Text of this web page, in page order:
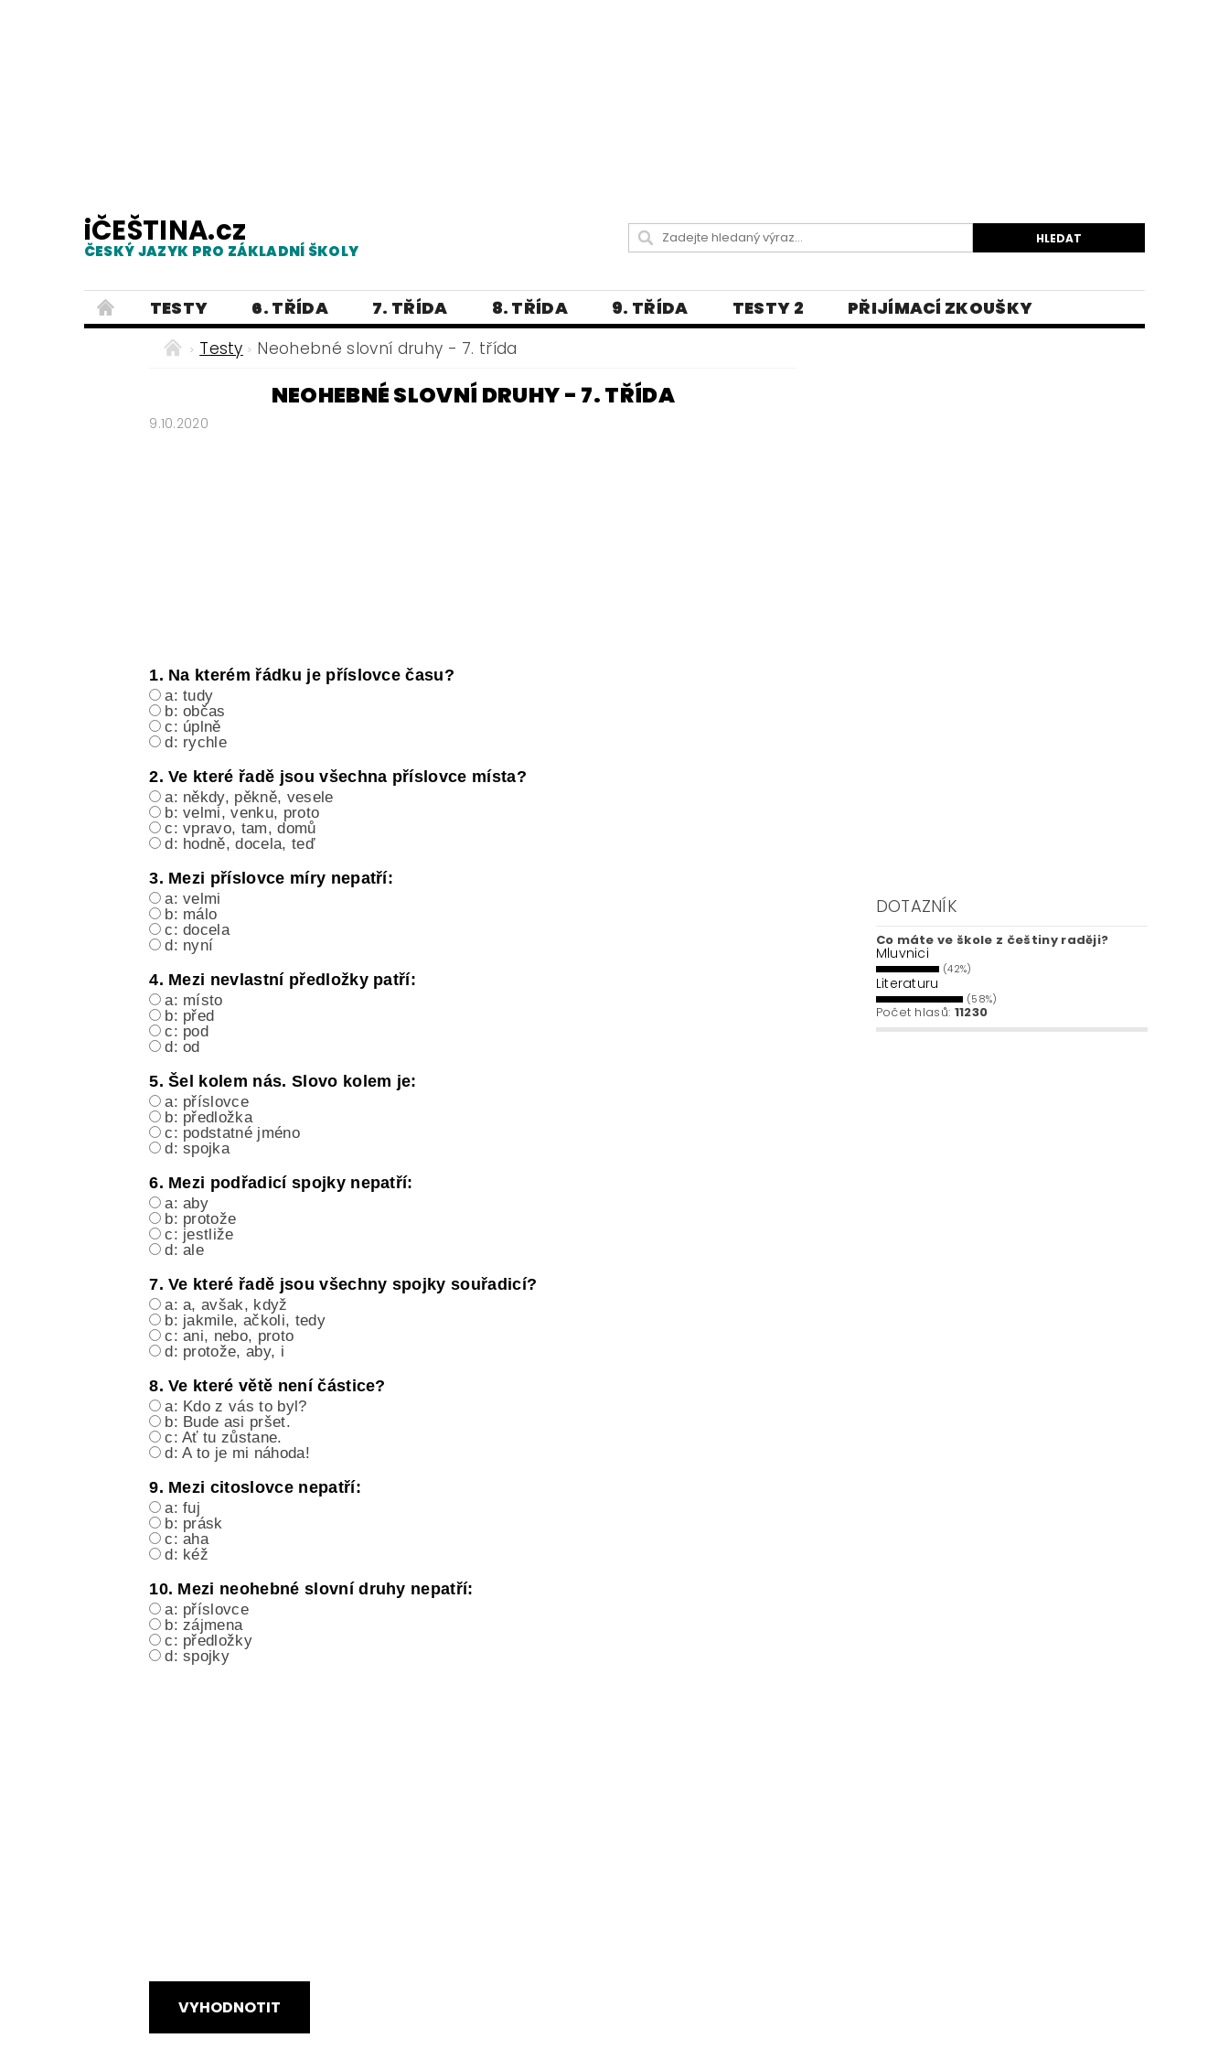
iČEŠTINA.cz
ČESKÝ JAZYK PRO ZÁKLADNÍ ŠKOLY
TESTY 6. TŘÍDA 7. TŘÍDA 8. TŘÍDA 9. TŘÍDA TESTY 2
PŘIJÍMACÍ ZKOUŠKY
PRAVOPIS
PRACOVNÍ LISTY LITERATURA
ČEŠTINA PRO UKRAJINCE - ЧЕСЬКА МОВА ДЛЯ УКРАЇНЦІВ
BLOG - VŠE O ČEŠTINĚ
Testy Neohebné slovní druhy - 7. třída
NEOHEBNÉ SLOVNÍ DRUHY - 7. TŘÍDA
9.10.2020
1. Na kterém řádku je příslovce času?
a: tudy
b: občas
c: úplně
d: rychle
2. Ve které řadě jsou všechna příslovce místa?
a: někdy, pěkně, vesele
b: velmi, venku, proto
c: vpravo, tam, domů
d: hodně, docela, teď
3. Mezi příslovce míry nepatří:
a: velmi
b: málo
c: docela
d: nyní
4. Mezi nevlastní předložky patří:
a: místo
b: před
c: pod
d: od
5. Šel kolem nás. Slovo kolem je:
a: příslovce
b: předložka
c: podstatné jméno
d: spojka
6. Mezi podřadicí spojky nepatří:
a: aby
b: protože
c: jestliže
d: ale
7. Ve které řadě jsou všechny spojky souřadicí?
a: a, avšak, když
b: jakmile, ačkoli, tedy
c: ani, nebo, proto
d: protože, aby, i
8. Ve které větě není částice?
a: Kdo z vás to byl?
b: Bude asi pršet.
c: Ať tu zůstane.
d: A to je mi náhoda!
9. Mezi citoslovce nepatří:
a: fuj
b: prásk
c: aha
d: kéž
10. Mezi neohebné slovní druhy nepatří:
a: příslovce
b: zájmena
c: předložky
d: spojky
VYHODNOTIT
DOTAZNÍK
Co máte ve škole z češtiny raději?
Mluvnici
(42%)
Literaturu
(58%)
Počet hlasů: 11230